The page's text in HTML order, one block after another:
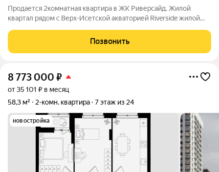
Продается 2комнатная квартира в ЖК Риверсайд. Жилой
квартал рядом с Верх-Исетской акваторией Riverside жилой
улицами Татищева и Крауля. ВИЗ один из самых
перспективных и наиболее востребованных
Позвонить
8 773 000 ₽
от 35 101 ₽ в месяц
58,3 м²
2-комн. квартира 7 этаж из 24
новостройка